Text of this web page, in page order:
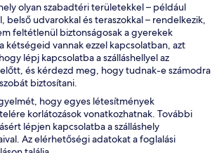
olyan szabadtéri területekkel – például
belső udvarokkal és teraszokkal – rendelkezik,
feltétlenül biztonságosak a gyerekek
kétségeid vannak ezzel kapcsolatban, azt
lépj kapcsolatba a szálláshellyel az
és kérdezd meg, hogy tudnak-e számodra
biztosítani.
hogy egyes létesítmények
korlátozások vonatkozhatnak. További
lépjen kapcsolatba a szálláshely
Az elérhetőségi adatokat a foglalási